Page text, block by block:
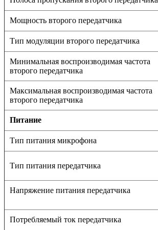
Мощность второго передатчика
Тип модуляции второго передатчика
Минимальная воспроизводимая частота
второго передатчика
Максимальная воспроизводимая частота
второго передатчика
Питание
Тип питания микрофона
Тип питания передатчика
Напряжение питания передатчика
Потребляемый ток передатчика